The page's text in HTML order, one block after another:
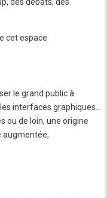
des débats, des
cet espace
le grand public à
interfaces graphiques...
ou de loin, une origine
augmentée,